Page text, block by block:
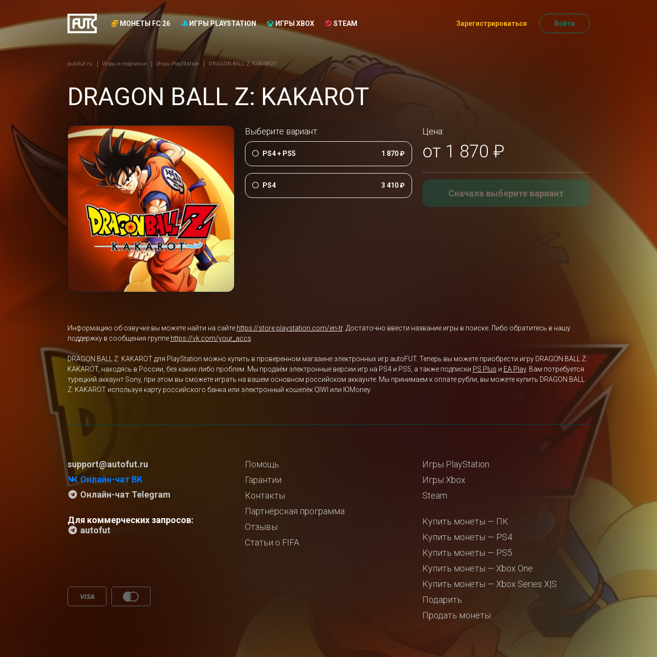
МОНЕТЫ FC 26 ИГРЫ PLAYSTATION ИГРЫ XBOX STEAM Зарегистрироваться Войти
autofut.ru Игры и подписки Игры PlayStation DRAGON BALL Z: KAKAROT
DRAGON BALL Z: KAKAROT
Выберите вариант:
PS4 + PS5 1 870 ₽
PS4 3 410 ₽
Цена:
от 1 870 ₽
Сначала выберите вариант
Информацию об озвучке вы можете найти на сайте https://store.playstation.com/en-tr. Достаточно ввести название игры в поиске. Либо обратитесь в нашу
поддержку в сообщения группе https://vk.com/your_accs
DRAGON BALL Z: KAKAROT для PlayStation можно купить в проверенном магазине электронных игр autoFUT. Теперь вы можете приобрести игру DRAGON BALL Z:
KAKAROT, находясь в России, без каких-либо проблем. Мы продаём электронные версии игр на PS4 и PS5, а также подписки PS Plus и EA Play. Вам потребуется
турецкий аккаунт Sony, при этом вы сможете играть на вашем основном российском аккаунте. Мы принимаем к оплате рубли, вы можете купить DRAGON BALL
Z: KAKAROT используя карту российского банка или электронный кошелёк QIWI или ЮMoney.
support@autofut.ru
Онлайн-чат ВК
Онлайн-чат Telegram
Для коммерческих запросов:
autofut
Помощь
Гарантии
Контакты
Партнёрская программа
Отзывы
Статьи о FIFA
Игры PlayStation
Игры Xbox
Steam
Купить монеты — ПК
Купить монеты — PS4
Купить монеты — PS5
Купить монеты — Xbox One
Купить монеты — Xbox Series X|S
Подарить
Продать монеты